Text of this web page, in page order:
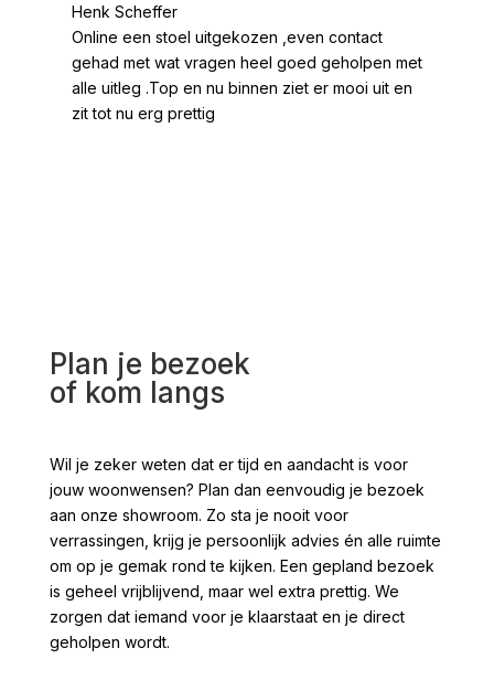
Henk Scheffer
Online een stoel uitgekozen ,even contact
gehad met wat vragen heel goed geholpen met
alle uitleg .Top en nu binnen ziet er mooi uit en
zit tot nu erg prettig
Plan je bezoek
of kom langs
Wil je zeker weten dat er tijd en aandacht is voor
jouw woonwensen? Plan dan eenvoudig je bezoek
aan onze showroom. Zo sta je nooit voor
verrassingen, krijg je persoonlijk advies én alle ruimte
om op je gemak rond te kijken. Een gepland bezoek
is geheel vrijblijvend, maar wel extra prettig. We
zorgen dat iemand voor je klaarstaat en je direct
geholpen wordt.